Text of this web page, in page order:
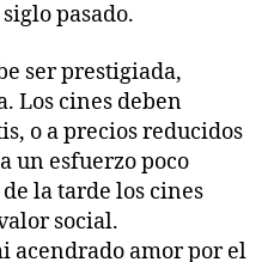
pasado.
ser prestigiada,
Los cines deben
o a precios reducidos
un esfuerzo poco
la tarde los cines
social.
acendrado amor por el